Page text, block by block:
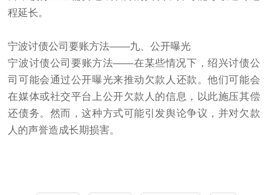
程延长。
宁波讨债公司要账方法——九、公开曝光
宁波讨债公司要账方法——在某些情况下，绍兴讨债公
司可能会通过公开曝光来推动欠款人还款。他们可能会
在媒体或社交平台上公开欠款人的信息，以此施压其偿
还债务。然而，这种方式可能引发舆论争议，并对欠款
人的声誉造成长期损害。